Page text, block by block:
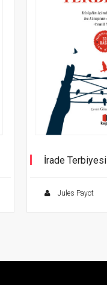
İrade Terbiyesi
Jules Payot